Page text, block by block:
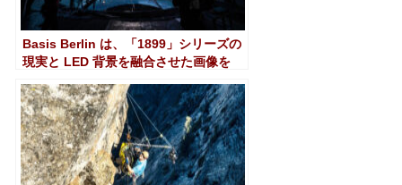
Basis Berlin は、「1899」シリーズの
現実と LED 背景を融合させた画像を